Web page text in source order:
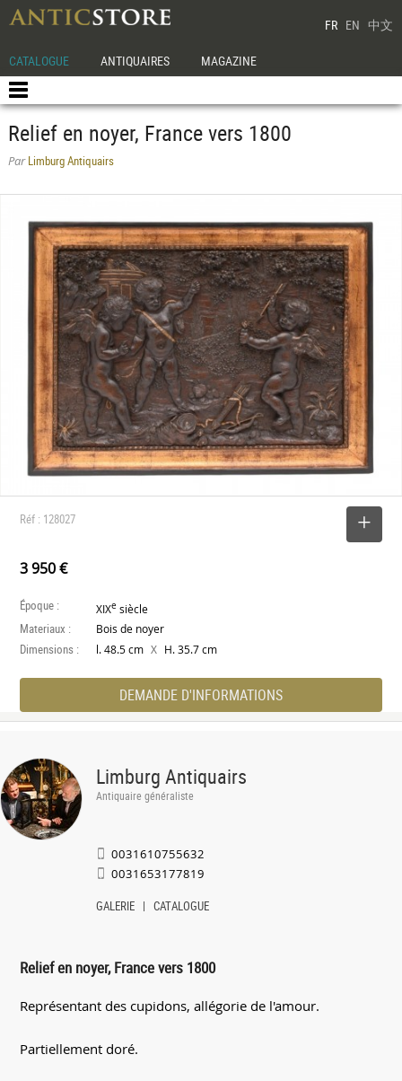
FR EN 中文
CATALOGUE ANTIQUAIRES MAGAZINE
Relief en noyer, France vers 1800
ParLimburg Antiquairs
Réf : 128027
3 950 €
Époque : XIXe siècle
Materiaux : Bois de noyer
Dimensions : l. 48.5 cm X H. 35.7 cm
DEMANDE D'INFORMATIONS
Limburg Antiquairs
Antiquaire généraliste
0031610755632
0031653177819
GALERIE CATALOGUE
Relief en noyer, France vers 1800
Représentant des cupidons, allégorie de l'amour.
Partiellement doré.